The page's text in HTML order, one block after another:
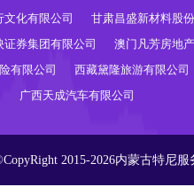
化有限公司 甘肃昌盛新材料股
证券集团有限公司 澳门凡芳房地
有限公司 西藏黛隆旅游有限公司
广西天成汽车有限公司
2015-2026内蒙古特尼